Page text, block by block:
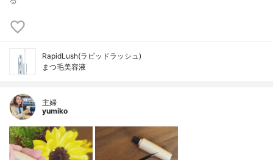
RapidLush(ラピッドラッシュ)
まつ毛美容液
主婦
yumiko